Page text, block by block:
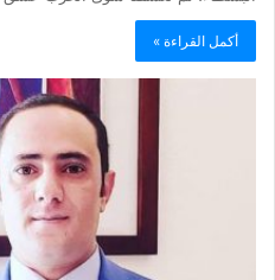
أكمل القراءة »